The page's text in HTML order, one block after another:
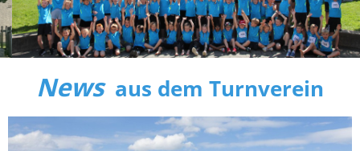
News aus dem Turnverein